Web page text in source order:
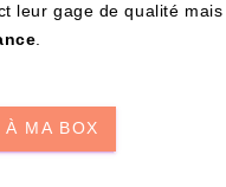
leur gage de qualité
.
À MA BOX